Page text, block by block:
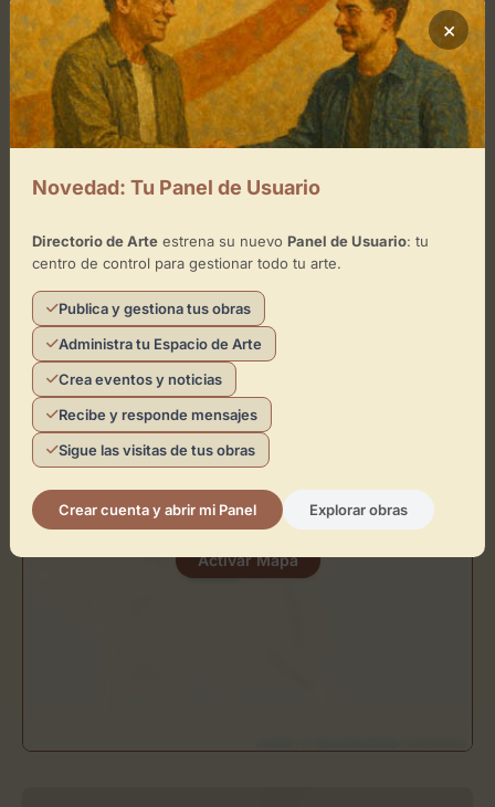
Dirección
C. Ramón Y Cajal, 3, 23487 Huesa, Jaén, Spain
Teléfono
902200098
Ubicación de Galerías Zaragoza
Cómo llegar
Galerías Zaragoza
+
−
Toca el mapa para interactuar
Activar Mapa
×
Novedad: Tu Panel de Usuario
Directorio de Arteestrena su nuevo Panel de Usuario: tu
centro de control para gestionar todo tu arte.
Publica y gestiona tus obras
Administra tu Espacio de Arte
Crea eventos y noticias
Recibe y responde mensajes
Sigue las visitas de tus obras
Crear cuenta y abrir mi Panel Explorar obras